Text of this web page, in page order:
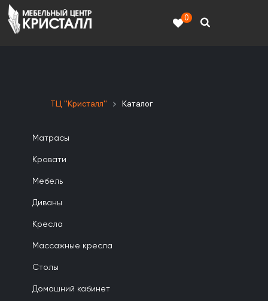
0
ТЦ "Кристалл" Каталог
Матрасы
Кровати
Мебель
Диваны
Кресла
Массажные кресла
Столы
Домашний кабинет